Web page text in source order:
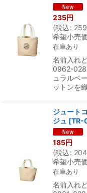
235円
(税込: 259
希望小売
在庫あり
名前入れ
0962-028
ュラルベ
ットンを
ジュート
ジュ [TR-
185円
(税込: 204
希望小売
在庫あり
名前入れ